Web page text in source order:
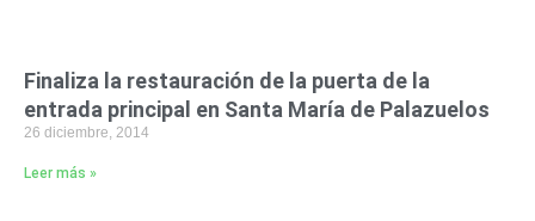
Finaliza la restauración de la puerta de la
entrada principal en Santa María de Palazuelos
26 diciembre, 2014
Leer más »